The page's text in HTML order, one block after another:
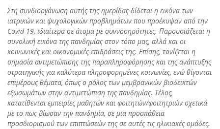
Στη συνδιοργάνωση αυτής της ημερίδας δίδεται η εικόνα των
ιατρικών και ψυχολογικών προβλημάτων που προέκυψαν από την
Covid-19, ιδιαίτερα σε άτομα με συννοσηρότητες. Παρουσιάζεται η
συνολική εικόνα της πανδημίας στον τόπο μας, αλλά και οι
κοινωνικές και οικονομικές επιδράσεις της. Επίσης, τονίζεται η
σημασία αντιμετώπισης της παραπληροφόρησης και της ανάπτυξης
στρατηγικής για καλύτερα πληροφορημένες κοινωνίες, ενώ θίγονται
επιμέρους θέματα, όπως ο ρόλος των μεμβρανικών βιοδεικτών
εξωσωμάτων στην αντιμετώπιση της πανδημίας. Τέλος,
κατατίθενται εμπειρίες μαθητών και φοιτητών/φοιτητριών σχετικά
με το πως βίωσαν την πανδημία, σε μια προσπάθεια
προσδιορισμού των επιπτώσεών της σε αυτές τις ηλικιακές ομάδες.